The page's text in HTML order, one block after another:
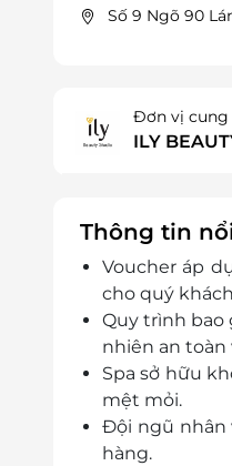
Số 9 Ngõ 90
Đơn vị cung
ILY
Thông tin
Voucher áp
cho quý
Quy trình bao
nhiên an toàn
Spa sở hữu
mệt mỏi.
Đội ngũ nhân
hàng.